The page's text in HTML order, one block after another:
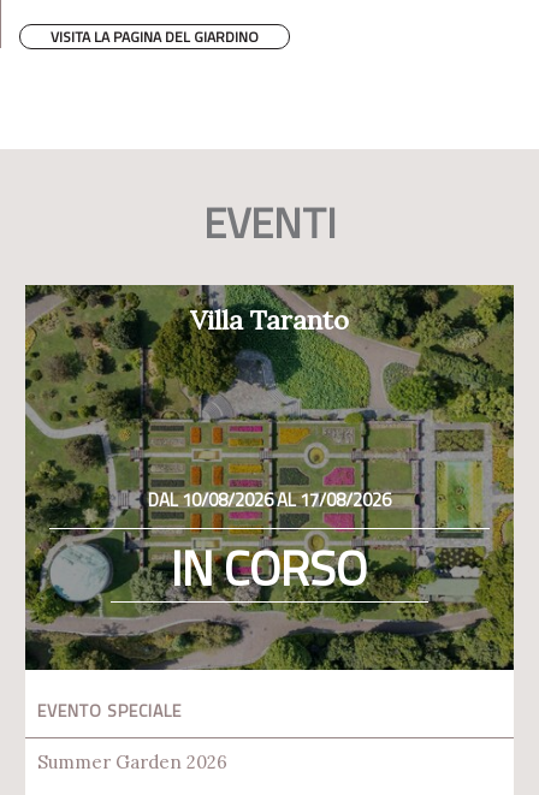
VISITA LA PAGINA DEL GIARDINO
EVENTI
Villa Taranto
DAL 10/08/2026 AL 17/08/2026
IN CORSO
EVENTO SPECIALE
Summer Garden 2026